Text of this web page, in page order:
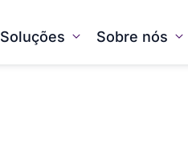
Soluções Sobre nós